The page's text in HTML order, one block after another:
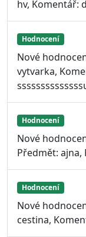
hv, Komentář:
Hodnocení
Nové
vytvarka,
Hodnocení
Nové
Předmět: ajna,
Hodnocení
Nové
cestina,